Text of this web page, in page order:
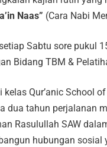
Naas” (Cara Nabi
Sabtu sore pukul
Bidang TBM &
Qur’anic School
dua tahun perjalanan
Rasulullah SAW
hubungan